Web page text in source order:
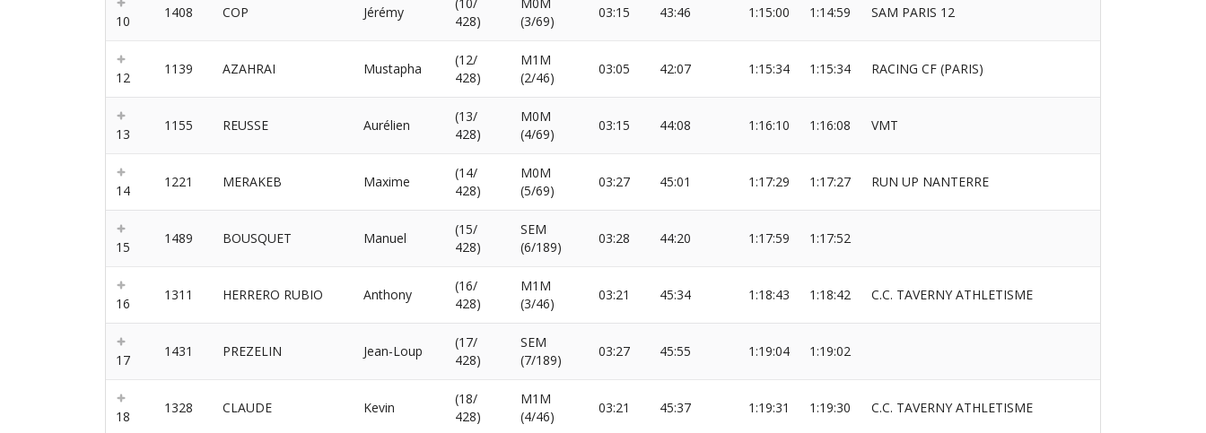
10
1408 COP Jérémy
428)
(3/69)
03:15 43:46 1:15:00 1:14:59 SAM PARIS 12
12
1139 AZAHRAI Mustapha
(12/
428)
M1M
(2/46)
03:05 42:07 1:15:34 1:15:34 RACING CF (PARIS)
13
1155 REUSSE Aurélien
(13/
428)
M0M
(4/69)
03:15 44:08 1:16:10 1:16:08 VMT
14
1221 MERAKEB Maxime
(14/
428)
M0M
(5/69)
03:27 45:01 1:17:29 1:17:27 RUN UP NANTERRE
15
1489 BOUSQUET Manuel
(15/
428)
SEM
(6/189)
03:28 44:20 1:17:59 1:17:52
16
1311 HERRERO RUBIO Anthony
(16/
428)
M1M
(3/46)
03:21 45:34 1:18:43 1:18:42 C.C. TAVERNY ATHLETISME
17
1431 PREZELIN Jean-Loup
(17/
428)
SEM
(7/189)
03:27 45:55 1:19:04 1:19:02
18
1328 CLAUDE Kevin
(18/
428)
M1M
(4/46)
03:21 45:37 1:19:31 1:19:30 C.C. TAVERNY ATHLETISME